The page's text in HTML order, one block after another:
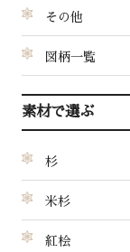
その他
図柄一覧
素材で選ぶ
杉
米杉
紅桧